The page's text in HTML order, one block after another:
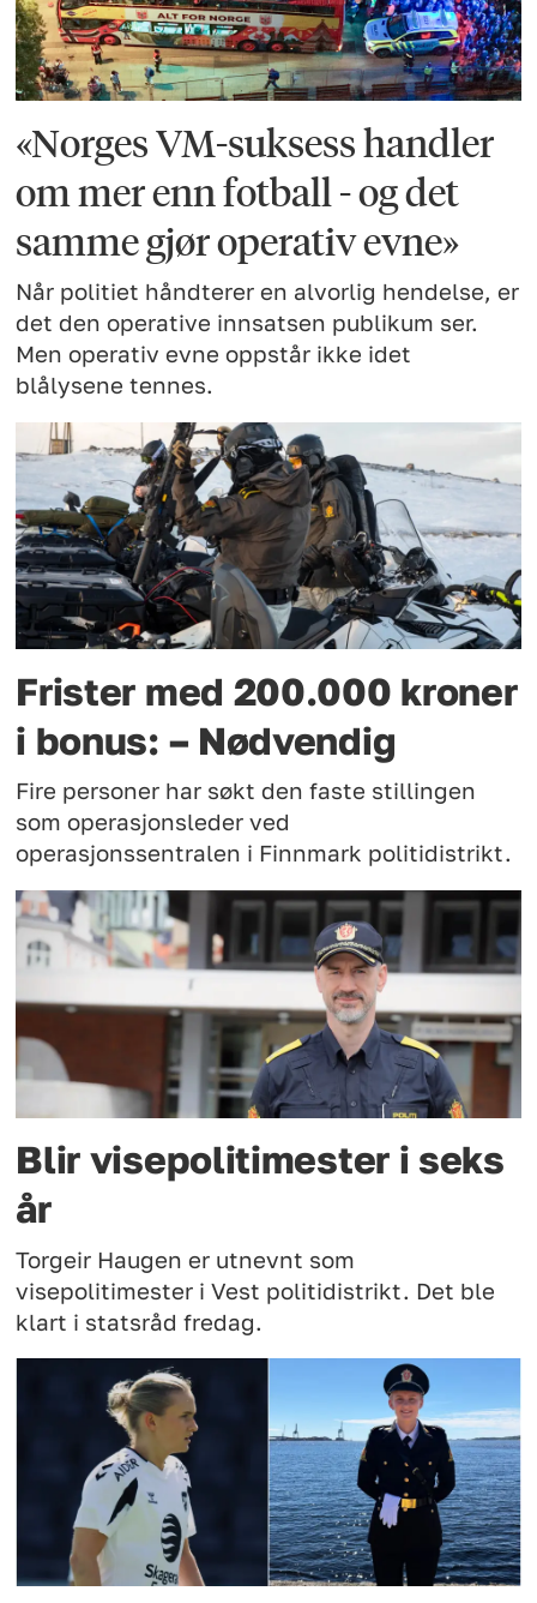
«Norges VM-suksess handler
om mer enn fotball - og det
samme gjør operativ evne»
Når politiet håndterer en alvorlig hendelse, er
det den operative innsatsen publikum ser.
Men operativ evne oppstår ikke idet
blålysene tennes.
Frister med 200.000 kroner
i bonus: – Nødvendig
Fire personer har søkt den faste stillingen
som operasjonsleder ved
operasjonssentralen i Finnmark politidistrikt.
Blir visepolitimester i seks
år
Torgeir Haugen er utnevnt som
visepolitimester i Vest politidistrikt. Det ble
klart i statsråd fredag.